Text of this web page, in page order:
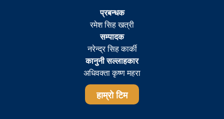
प्रबन्धक
रमेश सिह खत्री
सम्पादक
नरेन्द्र सिह कार्की
कानुनी सल्लाहकार
अधिवक्ता कृष्ण महरा
हाम्रो टिम